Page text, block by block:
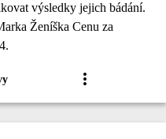
výsledky jejich bádání.
Ženíška Cenu za